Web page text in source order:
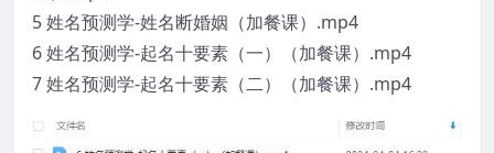
5 姓名预测学-姓名断婚姻（加餐课）.mp4
6 姓名预测学-起名十要素（一）（加餐课）.mp4
7 姓名预测学-起名十要素（二）（加餐课）.mp4